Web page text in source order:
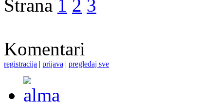
Strana 1 2 3
Komentari
registracija | prijava | pregledaj sve